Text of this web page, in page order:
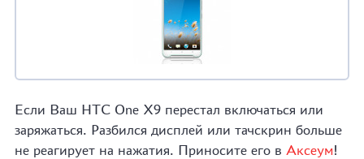
Если Ваш HTC One X9 перестал включаться или
заряжаться. Разбился дисплей или тачскрин больше
не реагирует на нажатия. Приносите его в Аксеум!